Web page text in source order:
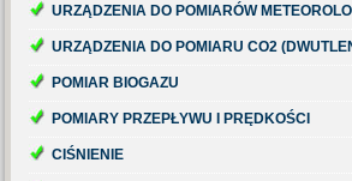
URZĄDZENIA DO POMIARÓW
URZĄDZENIA DO POMIARU CO2
POMIAR BIOGAZU
POMIARY PRZEPŁYWU I PRĘDKOŚCI
CIŚNIENIE